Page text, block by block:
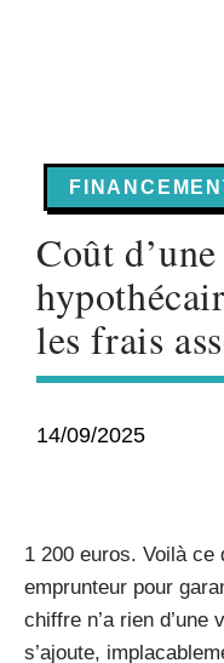
Coût
les frais
14/09/2025
1 200 euros. Voilà ce
emprunteur pour
chiffre n’a rien d’une
s’ajoute,